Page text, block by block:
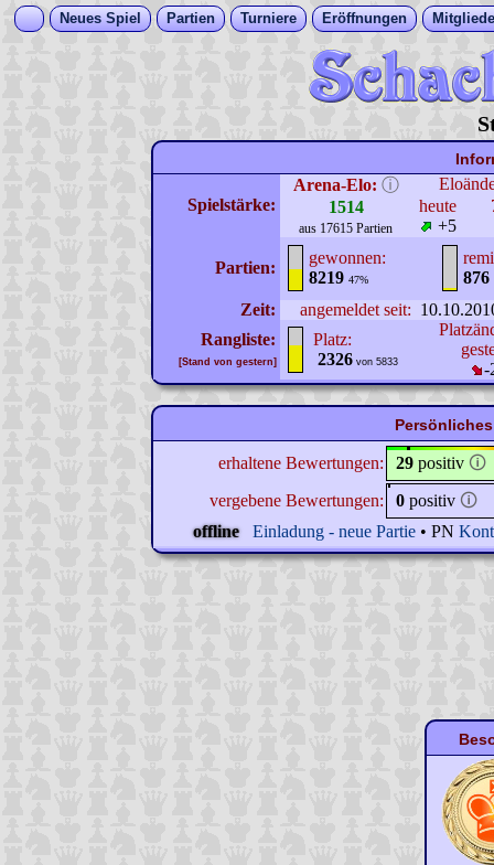
Neues Spiel Partien Turniere Eröffnungen
Spielstärke:
Arena-Elo: ⓘ
1514
aus 17615 Partien
heute
+5
Partien:
gewonnen:
8219 47%
876
Zeit:
angemeldet seit:
Rangliste:
[Stand von gestern]
Platz:
2326 von 5833
-
erhaltene Bewertungen: 29 positiv 🛈
vergebene Bewertungen:
0 positiv 🛈
offline
Einladung - neue Partie • PN